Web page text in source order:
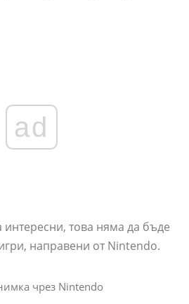
ad
това няма да бъде
направени от Nintendo.
чрез Nintendo